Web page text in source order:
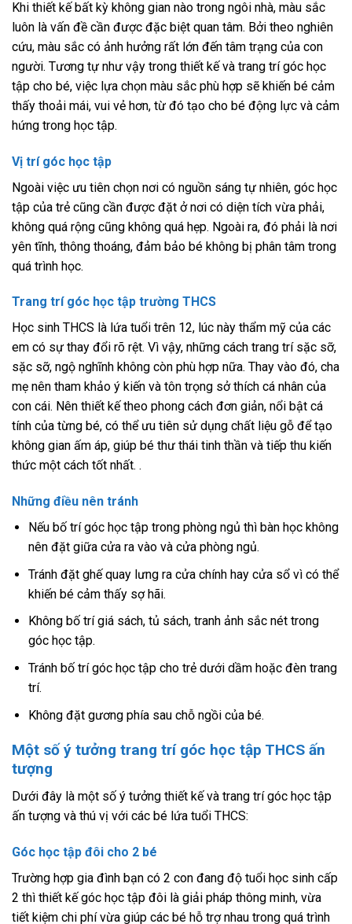
Khi thiết kế bất kỳ không gian nào trong ngôi nhà, màu sắc
luôn là vấn đề cần được đặc biệt quan tâm. Bởi theo nghiên
cứu, màu sắc có ảnh hưởng rất lớn đến tâm trạng của con
người. Tương tự như vậy trong thiết kế và trang trí góc học
tập cho bé, việc lựa chọn màu sắc phù hợp sẽ khiến bé cảm
thấy thoải mái, vui vẻ hơn, từ đó tạo cho bé động lực và cảm
hứng trong học tập.
Vị trí góc học tập
Ngoài việc ưu tiên chọn nơi có nguồn sáng tự nhiên, góc học
tập của trẻ cũng cần được đặt ở nơi có diện tích vừa phải,
không quá rộng cũng không quá hẹp. Ngoài ra, đó phải là nơi
yên tĩnh, thông thoáng, đảm bảo bé không bị phân tâm trong
quá trình học.
Trang trí góc học tập trường THCS
Học sinh THCS là lứa tuổi trên 12, lúc này thẩm mỹ của các
em có sự thay đổi rõ rệt. Vì vậy, những cách trang trí sặc sỡ,
sặc sỡ, ngộ nghĩnh không còn phù hợp nữa. Thay vào đó, cha
mẹ nên tham khảo ý kiến ​​và tôn trọng sở thích cá nhân của
con cái. Nên thiết kế theo phong cách đơn giản, nổi bật cá
tính của từng bé, có thể ưu tiên sử dụng chất liệu gỗ để tạo
không gian ấm áp, giúp bé thư thái tinh thần và tiếp thu kiến ​​
thức một cách tốt nhất. .
Những điều nên tránh
Nếu bố trí góc học tập trong phòng ngủ thì bàn học không
nên đặt giữa cửa ra vào và cửa phòng ngủ.
Tránh đặt ghế quay lưng ra cửa chính hay cửa sổ vì có thể
khiến bé cảm thấy sợ hãi.
Không bố trí giá sách, tủ sách, tranh ảnh sắc nét trong
góc học tập.
Tránh bố trí góc học tập cho trẻ dưới dầm hoặc đèn trang
trí.
Không đặt gương phía sau chỗ ngồi của bé.
Một số ý tưởng trang trí góc học tập THCS ấn
tượng
Dưới đây là một số ý tưởng thiết kế và trang trí góc học tập
ấn tượng và thú vị với các bé lứa tuổi THCS:
Góc học tập đôi cho 2 bé
Trường hợp gia đình bạn có 2 con đang độ tuổi học sinh cấp
2 thì thiết kế góc học tập đôi là giải pháp thông minh, vừa
tiết kiệm chi phí vừa giúp các bé hỗ trợ nhau trong quá trình